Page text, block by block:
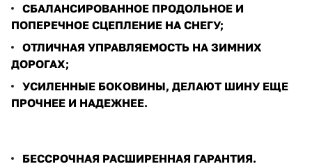
СБАЛАНСИРОВАННОЕ ПРОДОЛЬНОЕ И
ПОПЕРЕЧНОЕ СЦЕПЛЕНИЕ НА СНЕГУ;
ОТЛИЧНАЯ УПРАВЛЯЕМОСТЬ НА ЗИМНИХ
ДОРОГАХ;
УСИЛЕННЫЕ БОКОВИНЫ, ДЕЛАЮТ ШИНУ ЕЩЕ
ПРОЧНЕЕ И НАДЕЖНЕЕ.
БЕССРОЧНАЯ РАСШИРЕННАЯ ГАРАНТИЯ.